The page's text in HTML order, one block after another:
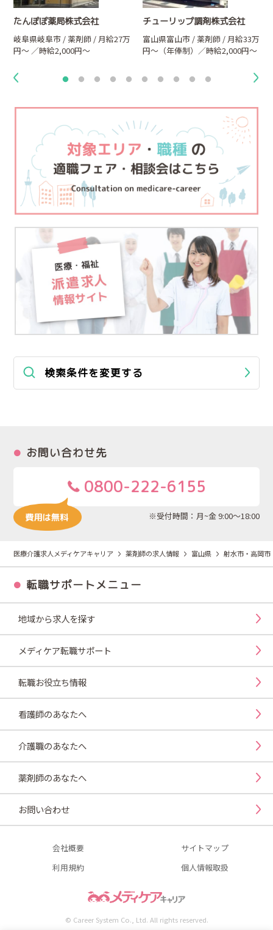
たんぽぽ薬局株式会社
岐阜県岐阜市 / 薬剤師 / 月給27万
円～ ／時給2,000円～
チューリップ調剤株式会社
富山県富山市 / 薬剤師 / 月給33万
円～（年俸制）／時給2,000円～
検索条件を変更する
お問い合わせ先
0800-222-6155
※受付時間：月~金 9:00～18:00
医療介護求人メディケアキャリア 薬剤師の求人情報 富山県 射水市・高岡市
転職サポートメニュー
地域から求人を探す
メディケア転職サポート
転職お役立ち情報
看護師のあなたへ
介護職のあなたへ
薬剤師のあなたへ
お問い合わせ
会社概要
サイトマップ
利用規約
個人情報取扱
© Career System Co., Ltd. All rights reserved.